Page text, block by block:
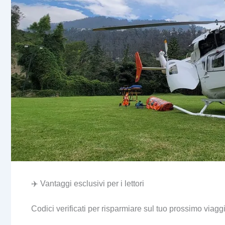
✈️ Vantaggi esclusivi per i lettori
Codici verificati per risparmiare sul tuo prossimo